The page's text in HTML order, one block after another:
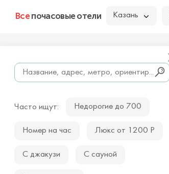
Всепочасовые отели Казань
Часто ищут: Недорогие до 700
Номер на час Люкс от 1200 Р
С джакузи С сауной